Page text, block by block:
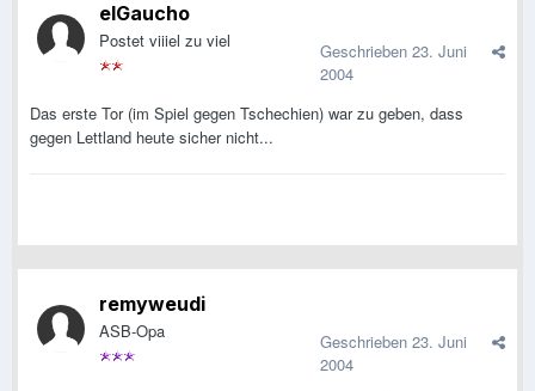
elGaucho
Postet viiiel zu viel Geschrieben 23. Juni
2004
Das erste Tor (im Spiel gegen Tschechien) war zu geben, dass
gegen Lettland heute sicher nicht...
remyweudi
ASB-Opa Geschrieben 23. Juni
2004